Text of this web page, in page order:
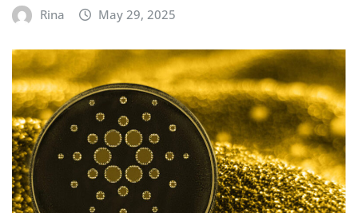
Rina May 29, 2025